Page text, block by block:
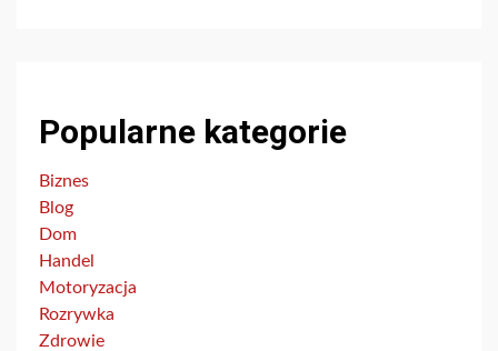
Popularne kategorie
Biznes
Blog
Dom
Handel
Motoryzacja
Rozrywka
Zdrowie